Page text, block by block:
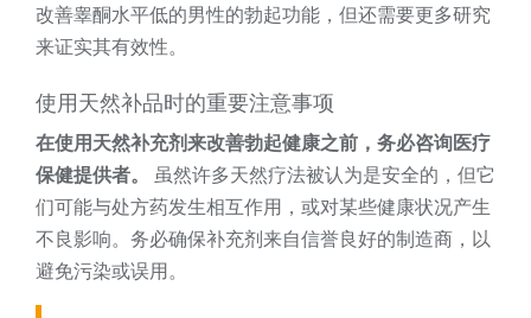
改善睾酮水平低的男性的勃起功能，但还需要更多研究
来证实其有效性。
使用天然补品时的重要注意事项
在使用天然补充剂来改善勃起健康之前，务必咨询医疗
保健提供者。
虽然许多天然疗法被认为是安全的，但它
们可能与处方药发生相互作用，或对某些健康状况产生
不良影响。务必确保补充剂来自信誉良好的制造商，以
避免污染或误用。